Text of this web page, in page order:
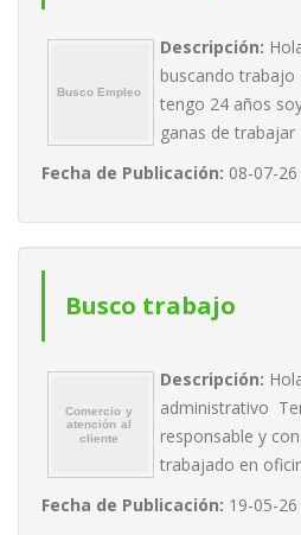
Descripción:
buscando trabajo
tengo 24 años
ganas de trabajar
Fecha de Publicación: 08-07-26
Busco trabajo
Descripción:
administrativo
responsable y
trabajado en
Fecha de Publicación: 19-05-26